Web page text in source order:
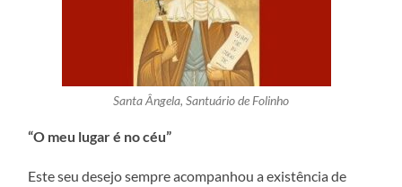
Santa Ângela, Santuário de Folinho
“O meu lugar é no céu”
Este seu desejo sempre acompanhou a existência de